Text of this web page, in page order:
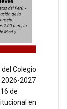
Colegio
2026-2027
de
en